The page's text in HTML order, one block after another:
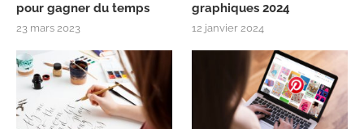
pour gagner du temps
23 mars 2023
graphiques 2024
12 janvier 2024